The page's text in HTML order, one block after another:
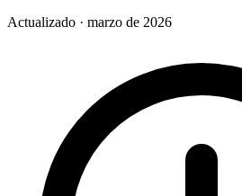
Actualizado · marzo de 2026